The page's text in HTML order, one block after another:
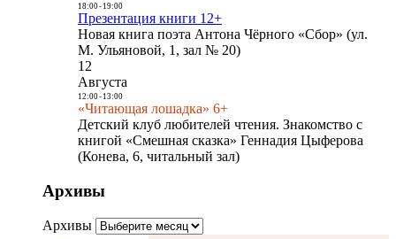
18:00- 19:00
Презентация книги 12+
Новая книга поэта Антона Чёрного «Сбор» (ул.
М. Ульяновой, 1, зал № 20)
12
Августа
12:00- 13:00
«Читающая лошадка» 6+
Детский клуб любителей чтения. Знакомство с
книгой «Смешная сказка» Геннадия Цыферова
(Конева, 6, читальный зал)
Архивы
Архивы